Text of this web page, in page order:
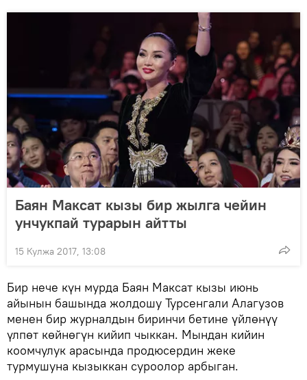
Баян Максат кызы бир жылга чейин
унчукпай турарын айтты
15 Кулжа 2017, 13:08
Бир нече күн мурда Баян Максат кызы июнь
айынын башында жолдошу Турсенгали Алагузов
менен бир журналдын биринчи бетине үйлөнүү
үлпөт көйнөгүн кийип чыккан. Мындан кийин
коомчулук арасында продюсердин жеке
турмушуна кызыккан суроолор арбыган.